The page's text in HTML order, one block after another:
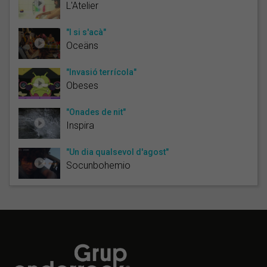
L'Atelier
"I si s'acà"
Oceäns
"Invasió terrícola"
Obeses
"Onades de nit"
Inspira
"Un dia qualsevol d'agost"
Socunbohemio